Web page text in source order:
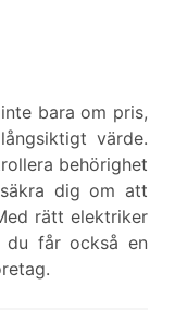
bara om pris,
värde.
behörighet
dig om att
rätt elektriker
får också en